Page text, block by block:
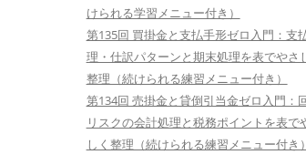
けられる学習メニュー付き）
第135回 買掛金と支払手形ゼロ入門：支
理・仕訳パターンと期末処理を表でやさ
整理（続けられる練習メニュー付き）
第134回 売掛金と貸倒引当金ゼロ入門：
リスクの会計処理と税務ポイントを表で
しく整理（続けられる練習メニュー付き）